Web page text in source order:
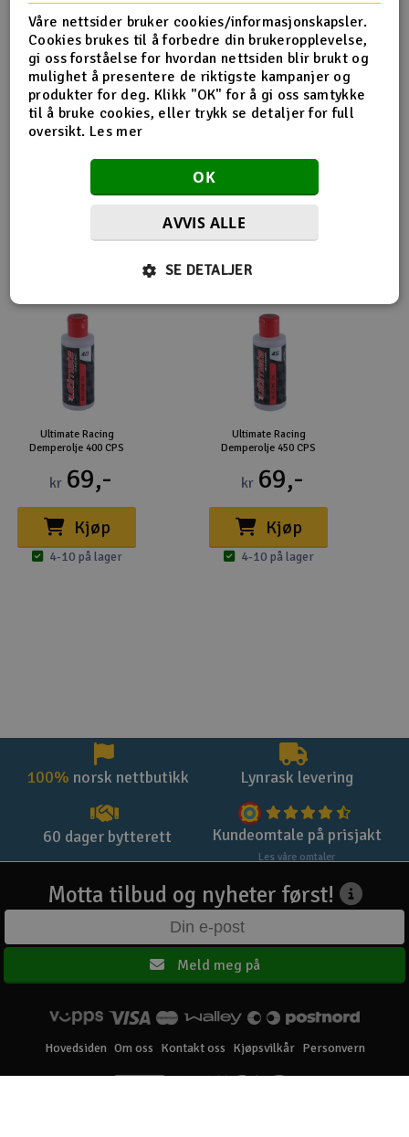
Raketter
Smarthjem, lek & hobby
Solenergi
Sparkesykler & elkjøretøy
Verktøy, utstyr & tilbehør
Produktinformasjon
Core-RC Ride Height Gauge gir deg en enkel og kjapp
måte å måle kjørehøyden på. 6 steg med 1mm intervaller.
Flere så også på
Ultimate Racing
Demperolje 400 CPS
kr 69,-
Kjøp
4-10 på lager
Ultimate Racing
Demperolje 450 CPS
kr 69,-
Kjøp
4-10 på lager
100% norsk nettbutikk Lynrask levering
60 dager bytterett Kundeomtale på prisjakt
Les våre omtaler
Motta tilbud og nyheter først!
Meld meg på
Hovedsiden Om oss Kontakt oss Kjøpsvilkår Personvern
Våre nettsider bruker cookies/informasjonskapsler.
Cookies brukes til å forbedre din brukeropplevelse,
gi oss forståelse for hvordan nettsiden blir brukt og
mulighet å presentere de riktigste kampanjer og
produkter for deg. Klikk "OK" for å gi oss samtykke
til å bruke cookies, eller trykk se detaljer for full
oversikt. Les mer
OK
AVVIS ALLE
SE DETALJER